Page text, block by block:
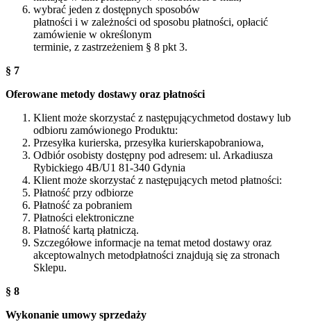
wybrać jeden z dostępnych sposobów
płatności i w zależności od sposobu płatności, opłacić
zamówienie w określonym
terminie, z zastrzeżeniem § 8 pkt 3.
§ 7
Oferowane metody dostawy oraz płatności
Klient może skorzystać z następującychmetod dostawy lub
odbioru zamówionego Produktu:
Przesyłka kurierska, przesyłka kurierskapobraniowa,
Odbiór osobisty dostępny pod adresem: ul. Arkadiusza
Rybickiego 4B/U1 81-340 Gdynia
Klient może skorzystać z następujących metod płatności:
Płatność przy odbiorze
Płatność za pobraniem
Płatności elektroniczne
Płatność kartą płatniczą.
Szczegółowe informacje na temat metod dostawy oraz
akceptowalnych metodpłatności znajdują się za stronach
Sklepu.
§ 8
Wykonanie umowy sprzedaży